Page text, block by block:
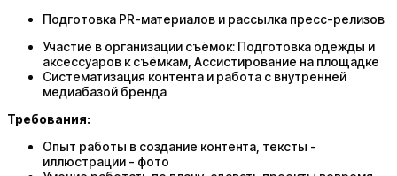
Подготовка PR-материалов и рассылка пресс-релизов
Участие в организации съёмок: Подготовка одежды и
аксессуаров к съёмкам, Ассистирование на площадке
Систематизация контента и работа с внутренней
медиабазой бренда
Требования:
Опыт работы в создание контента, тексты -
иллюстрации - фото